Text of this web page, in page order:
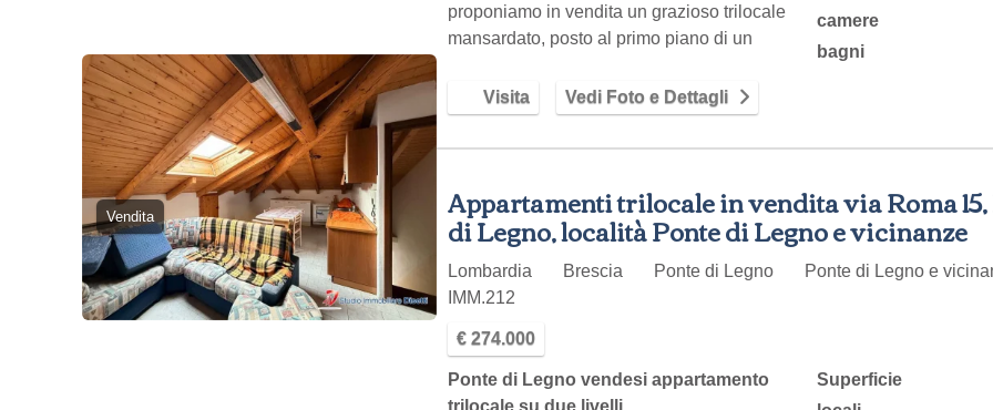
proponiamo in vendita un grazioso trilocale
mansardato, posto al primo piano di un
camere
bagni
Visita Vedi Foto e Dettagli
Vendita Appartamenti trilocale in vendita via Roma 15,
di Legno, località Ponte di Legno e vicinanze
Lombardia Brescia Ponte di Legno
Ponte di Legno e
IMM.212
€ 274.000
Ponte di Legno vendesi appartamento
trilocale su due livelli
Superficie